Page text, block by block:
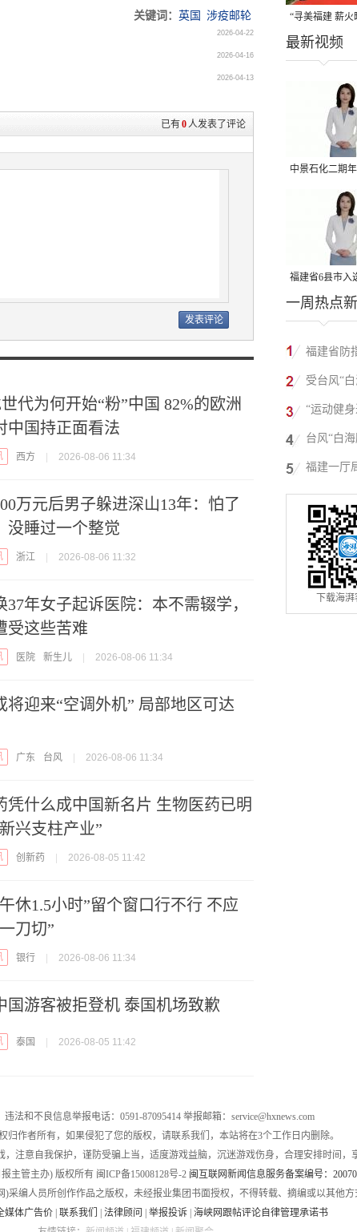
关键词： 英国
涉疫邮轮
2026-04-22
2026-04-16
2026-04-13
已有0人发表了评论
代为何开始“粉”中国 82%的欧洲
中国持正面看法
西方 2026-08-06 11:34
万元后男子躲进深山13年：怕了
没睡过一个整觉
浙江 2026-08-06 11:32
37年女子起诉医院：本不需辍学，
受这些苦难
医院 新生儿 2026-08-06 11:34
将迎来“空调外机” 局部地区可达
广东 台风 2026-08-06 11:34
凭什么成中国新名片 生物医药已明
兴支柱产业”
创新药 2026-08-05 11:42
休1.5小时”留个窗口行不行 不应
刀切”
银行 2026-08-06 11:34
国游客被拒登机 泰国机场致歉
泰国 2026-08-05 11:42
“寻美福建 薪火
题活动在龙岩长
最新视频
中景石化二期
吨丙烷脱氢项
福建省6县市入
国县域发展潜力
一周热点
福建省防
路停运部
受台风“
“运动健
人徒步云
台风“白
福建一厅
下载海
法和不良信息举报电话：0591-87095414 举报邮箱：service@hxnews.com
归作者所有，如果侵犯了您的版权，请联系我们，本站将在3个工作日内删除。
注意自我保护，谨防受骗上当，适度游戏益脑，沉迷游戏伤身，合理安排时间，
主管主办) 版权所有 闽ICP备15008128号-2 闽互联网新闻信息服务备案编号：
采编人员所创作作品之版权，未经报业集团书面授权，不得转载、摘编或以其他方
媒体广告价 联系我们 法律顾问 举报投诉
海峡网跟帖评论自律管理承诺书